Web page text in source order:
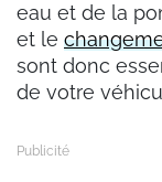
eau et de la
et le
sont donc
de votre